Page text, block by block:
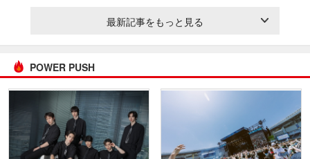
最新記事をもっと見る
POWER PUSH